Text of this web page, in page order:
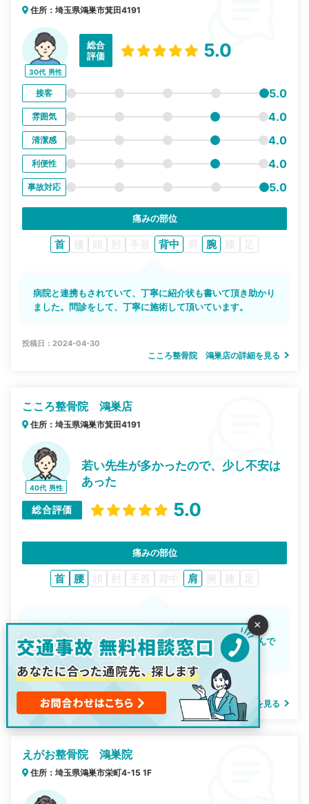
住所：埼玉県鴻巣市箕田4191
30代 男性
総合
評価
5.0
接客 5.0
雰囲気 4.0
清潔感 4.0
利便性 4.0
事故対応 5.0
痛みの部位
首 腰 頭 肘 手首 背中 肩 腕 膝 足
病院と連携もされていて、丁寧に紹介状も書いて頂き助かり
ました。問診をして、丁寧に施術して頂いています。
投稿日：2024-04-30
こころ整骨院 鴻巣店の詳細を見る
こころ整骨院 鴻巣店
住所：埼玉県鴻巣市箕田4191
40代 男性
若い先生が多かったので、少し不安は
あった
総合評価 5.0
痛みの部位
首 腰 頭 肘 手首 背中 肩 腕 膝 足
若い先生が多かったので、少し不安はあった。
交通事故に遭ったら、とりあえず、悩む点があったらなんで
も相談してみると良いと思います
投稿日：2021-05-26
こころ整骨院 鴻巣店の詳細を見る
えがお整骨院 鴻巣院
住所：埼玉県鴻巣市栄町4-15 1F
×